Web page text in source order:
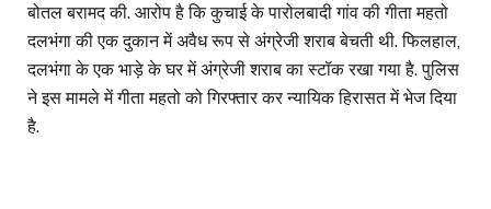
बोतल बरामद की. आरोप है कि कुचाई के पारोलबादी गांव की गीता महतो
दलभंगा की एक दुकान में अवैध रूप से अंग्रेजी शराब बेचती थी. फिलहाल,
दलभंगा के एक भाड़े के घर में अंग्रेजी शराब का स्टॉक रखा गया है. पुलिस
ने इस मामले में गीता महतो को गिरफ्तार कर न्यायिक हिरासत में भेज दिया
है.